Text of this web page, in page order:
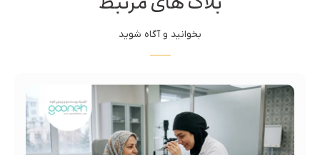
بخوانید و آگاه شوید